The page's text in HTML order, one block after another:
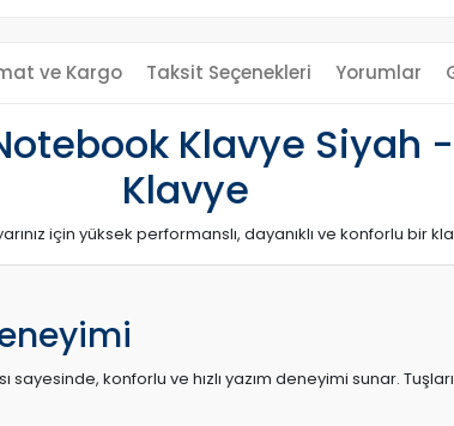
ve Kargo Taksit Seçenekleri Yorumlar
Klavye Siyah -
Klavye
için yüksek performanslı, dayanıklı ve konforlu bir
konforlu ve hızlı yazım deneyimi sunar.